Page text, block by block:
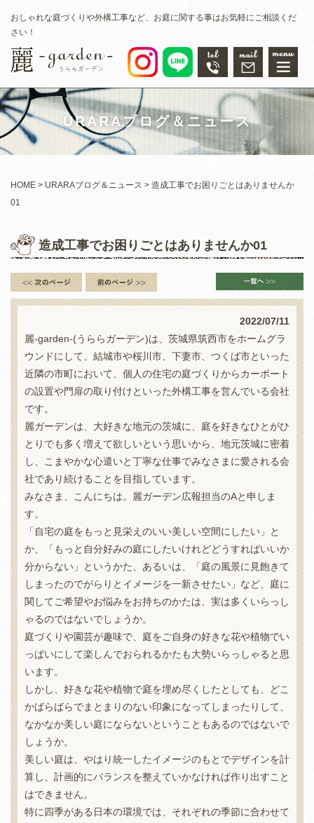
おしゃれな庭づくりや外構工事など、お庭に関する事はお気軽にご相談くだ
さい！
URARAブログ＆ニュース
HOME URARAブログ＆ニュース
造成工事でお困りごとはありませんか
01
造成工事でお困りごとはありませんか01
2022/07/11
麗-garden-(うららガーデン)は、茨城県筑西市をホームグラ
ウンドにして、結城市や桜川市、下妻市、つくば市といった
近隣の市町において、個人の住宅の庭づくりからカーポート
の設置や門扉の取り付けといった外構工事を営んでいる会社
です。
麗ガーデンは、大好きな地元の茨城に、庭を好きなひとがひ
とりでも多く増えて欲しいという思いから、地元茨城に密着
し、こまやかな心遣いと丁寧な仕事でみなさまに愛される会
社であり続けることを目指しています。
みなさま、こんにちは。麗ガーデン広報担当のAと申しま
す。
「自宅の庭をもっと見栄えのいい美しい空間にしたい」と
か、「もっと自分好みの庭にしたいけれどどうすればいいか
分からない」というかた、あるいは、「庭の風景に見飽きて
しまったのでがらりとイメージを一新させたい」など、庭に
関してご希望やお悩みをお持ちのかたは、実は多くいらっし
ゃるのではないでしょうか。
庭づくりや園芸が趣味で、庭をご自身の好きな花や植物でい
っぱいにして楽しんでおられるかたも大勢いらっしゃると思
います。
しかし、好きな花や植物で庭を埋め尽くしたとしても、どこ
かばらばらでまとまりのない印象になってしまったりして、
なかなか美しい庭にならないということもあるのではないで
しょうか。
美しい庭は、やはり統一したイメージのもとでデザインを計
算し、計画的にバランスを整えていかなければ作り出すこと
はできません。
特に四季がある日本の環境では、それぞれの季節に合わせて